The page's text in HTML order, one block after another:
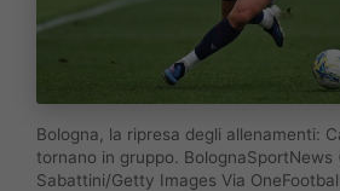
Bologna, la ripresa degli allenamenti:
tornano in gruppo. BolognaSportNews
Sabattini/Getty Images Via